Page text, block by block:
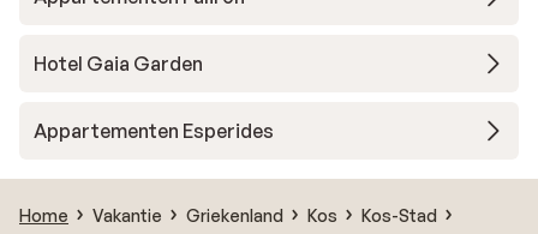
Hotel Gaia Garden
Appartementen Esperides
Home Vakantie Griekenland Kos
Kos-Stad